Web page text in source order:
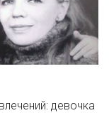
девочка